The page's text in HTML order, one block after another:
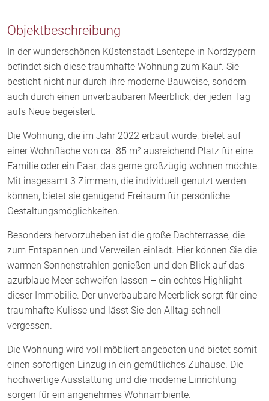
Objektbeschreibung
In der wunderschönen Küstenstadt Esentepe in Nordzypern
befindet sich diese traumhafte Wohnung zum Kauf. Sie
besticht nicht nur durch ihre moderne Bauweise, sondern
auch durch einen unverbaubaren Meerblick, der jeden Tag
aufs Neue begeistert.
Die Wohnung, die im Jahr 2022 erbaut wurde, bietet auf
einer Wohnfläche von ca. 85 m² ausreichend Platz für eine
Familie oder ein Paar, das gerne großzügig wohnen möchte.
Mit insgesamt 3 Zimmern, die individuell genutzt werden
können, bietet sie genügend Freiraum für persönliche
Gestaltungsmöglichkeiten.
Besonders hervorzuheben ist die große Dachterrasse, die
zum Entspannen und Verweilen einlädt. Hier können Sie die
warmen Sonnenstrahlen genießen und den Blick auf das
azurblaue Meer schweifen lassen – ein echtes Highlight
dieser Immobilie. Der unverbaubare Meerblick sorgt für eine
traumhafte Kulisse und lässt Sie den Alltag schnell
vergessen.
Die Wohnung wird voll möbliert angeboten und bietet somit
einen sofortigen Einzug in ein gemütliches Zuhause. Die
hochwertige Ausstattung und die moderne Einrichtung
sorgen für ein angenehmes Wohnambiente.